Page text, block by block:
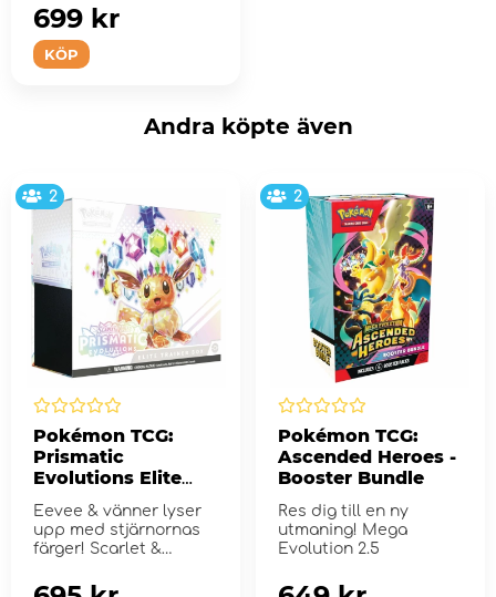
KÖP
699 kr
Andra köpte även
2
Pokémon TCG:
Prismatic
Evolutions Elite
Eevee & vänner lyser
upp med stjärnornas
färger! Scarlet &
2
Pokémon TCG:
Ascended Heroes -
Booster Bundle
Res dig till en ny
utmaning! Mega
Evolution 2.5